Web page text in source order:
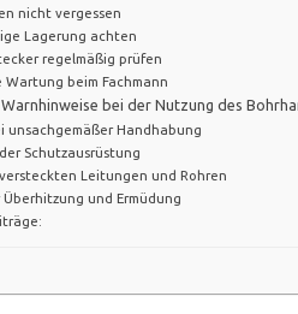
nicht vergessen
Lagerung achten
regelmäßig prüfen
beim Fachmann
bei der Nutzung des
unsachgemäßer Handhabung
Schutzausrüstung
Leitungen und Rohren
und Ermüdung